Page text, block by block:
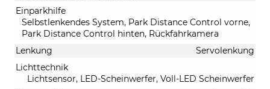
Einparkhilfe
Selbstlenkendes System, Park Distance Control vorne,
Park Distance Control hinten, Rückfahrkamera
Lenkung
Servolenkung
Lichttechnik
Lichtsensor, LED-Scheinwerfer, Voll-LED Scheinwerfer